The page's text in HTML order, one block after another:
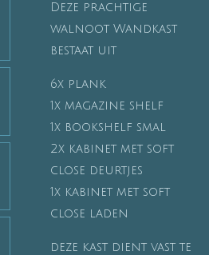
Deze prachtige
walnoot Wandkast
bestaat uit
6x plank
1x magazine shelf
1x bookshelf smal
2x kabinet met soft
close deurtjes
1x kabinet met soft
close laden
deze kast dient vast te